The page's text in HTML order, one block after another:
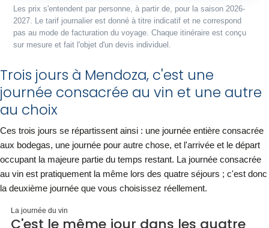
Les prix s'entendent par personne, à partir de, pour la saison 2026-
2027. Le tarif journalier est donné à titre indicatif et ne correspond
pas au mode de facturation du voyage. Chaque itinéraire est conçu
sur mesure et fait l'objet d'un devis individuel.
Trois jours à Mendoza, c'est une
journée consacrée au vin et une autre
au choix
Ces trois jours se répartissent ainsi : une journée entière consacrée
aux bodegas, une journée pour autre chose, et l'arrivée et le départ
occupant la majeure partie du temps restant. La journée consacrée
au vin est pratiquement la même lors des quatre séjours ; c'est donc
la deuxième journée que vous choisissez réellement.
La journée du vin
C'est le même jour dans les quatre